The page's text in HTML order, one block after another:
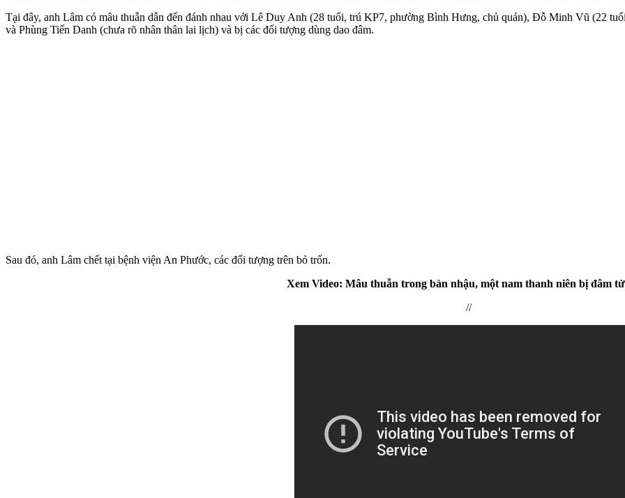
Tại đây, anh Lâm có mâu thuẫn dẫn đến đánh nhau với Lê Duy Anh (28 tuổi, trú KP7, phường Bình Hưng, chủ quán), Đỗ Minh Vũ (22
và Phùng Tiến Danh (chưa rõ nhân thân lai lịch) và bị các đối tượng dùng dao đâm.
Sau đó, anh Lâm chết tại bệnh viện An Phước, các đối tượng trên bỏ trốn.
Xem Video: Mâu thuẫn trong bàn nhậu, một nam thanh niên bị đâm
//